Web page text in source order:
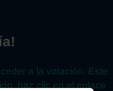
a la votación. Este
haz clic en el enlace